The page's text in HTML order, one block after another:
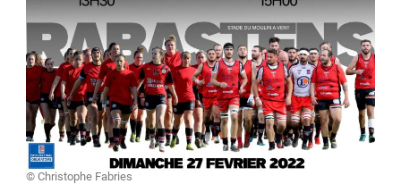
© Christophe Fabries